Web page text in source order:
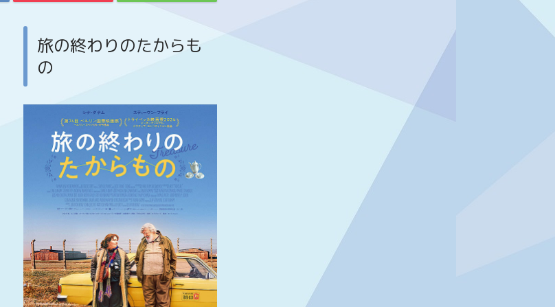
旅の終わりのたからも
の